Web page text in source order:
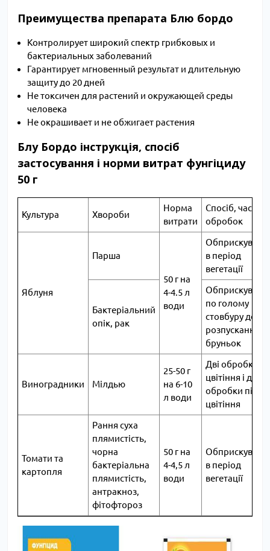
Преимущества препарата Блю бордо
Контролирует широкий спектр грибковых и
бактериальных заболеваний
Гарантирует мгновенный результат и длительную
защиту до 20 дней
Не токсичен для растений и окружающей среды
человека
Не окрашивает и не обжигает растения
Блу Бордо інструкція, спосіб
застосування і норми витрат фунгіциду
50 г
Культура Хвороби
Норма
витрати
Спосіб, час
обробок
Яблуня
Парша
50 г на
4-4.5 л
води
в період
вегетації
Бактеріальний
опік, рак
по голому
стовбуру до
розпускання
бруньок
Виноградники Мілдью
25-50 г
на 6-10
л води
Дві обробки
цвітіння і дві
обробки після
цвітіння
Томати та
картопля
Рання суха
плямистість,
чорна
бактеріальна
плямистість,
антракноз,
фітофтороз
50 г на
4-4,5 л
води
в період
вегетації